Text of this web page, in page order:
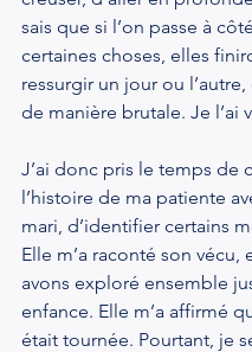
sais que si l’on passe à
certaines choses, elles
ressurgir un jour ou
de manière brutale. Je l’ai
J’ai donc pris le temps de
l’histoire de ma patiente
mari, d’identifier certains
Elle m’a raconté son vécu,
avons exploré ensemble
enfance. Elle m’a affirmé
était tournée. Pourtant, je